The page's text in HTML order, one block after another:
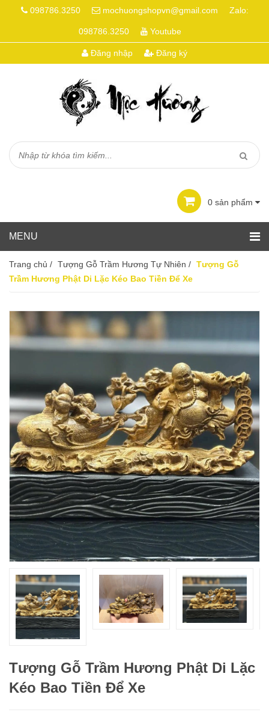
098786.3250 mochuongshopvn@gmail.com Zalo:
098786.3250 Youtube
Đăng nhập Đăng ký
0 sản phẩm
Trang chủ / Tượng Gỗ Trầm Hương Tự Nhiên / Tượng Gỗ
Trầm Hương Phật Di Lặc Kéo Bao Tiền Để Xe
Tượng Gỗ Trầm Hương Phật Di Lặc
Kéo Bao Tiền Để Xe